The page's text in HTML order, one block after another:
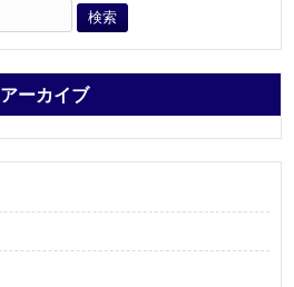
アーカイブ